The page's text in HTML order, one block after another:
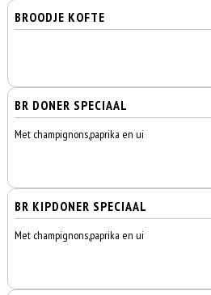
BROODJE KOFTE
BR DONER SPECIAAL
Met champignons,paprika en ui
BR KIPDONER SPECIAAL
Met champignons,paprika en ui